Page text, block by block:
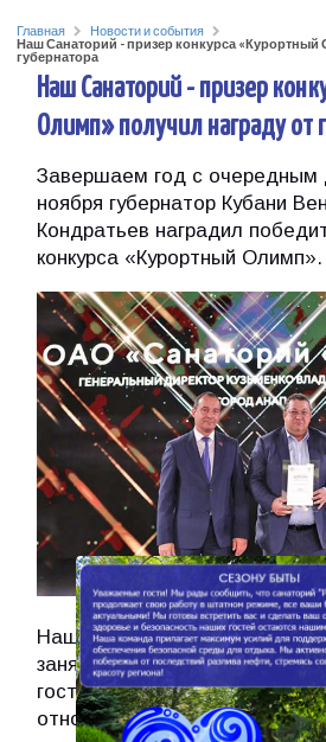
Главная
Новости и события
Наш Санаторий - призер конкурса «Курортный
губернатора
Наш Санаторий - призер
Олимп» получил награду от
Завершаем год с очередным
ноября губернатор Кубани
Кондратьев наградил
конкурса «Курортный Олимп».
Наша черноморская
заняла почетное 2 место,
гостеприимству и
отношению к своему делу